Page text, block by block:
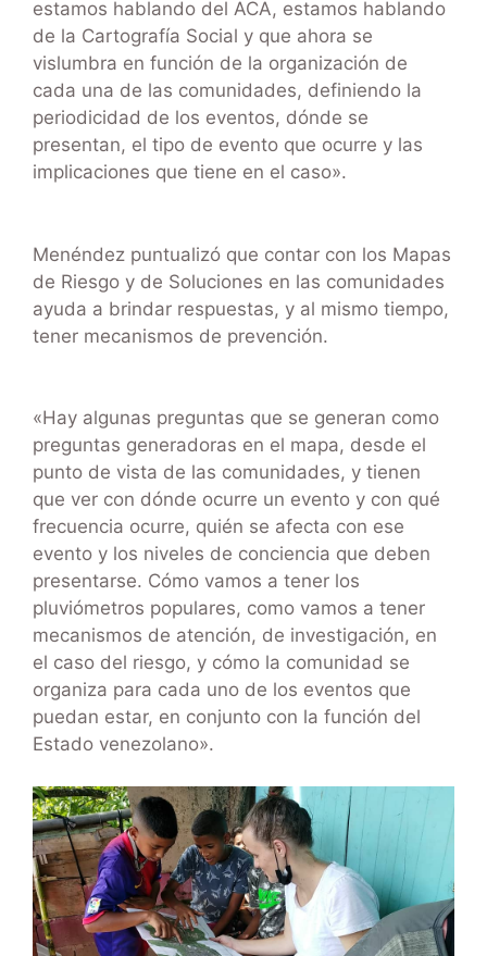
estamos hablando del ACA, estamos hablando
de la Cartografía Social y que ahora se
vislumbra en función de la organización de
cada una de las comunidades, definiendo la
periodicidad de los eventos, dónde se
presentan, el tipo de evento que ocurre y las
implicaciones que tiene en el caso».
Menéndez puntualizó que contar con los Mapas
de Riesgo y de Soluciones en las comunidades
ayuda a brindar respuestas, y al mismo tiempo,
tener mecanismos de prevención.
«Hay algunas preguntas que se generan como
preguntas generadoras en el mapa, desde el
punto de vista de las comunidades, y tienen
que ver con dónde ocurre un evento y con qué
frecuencia ocurre, quién se afecta con ese
evento y los niveles de conciencia que deben
presentarse. Cómo vamos a tener los
pluviómetros populares, como vamos a tener
mecanismos de atención, de investigación, en
el caso del riesgo, y cómo la comunidad se
organiza para cada uno de los eventos que
puedan estar, en conjunto con la función del
Estado venezolano».